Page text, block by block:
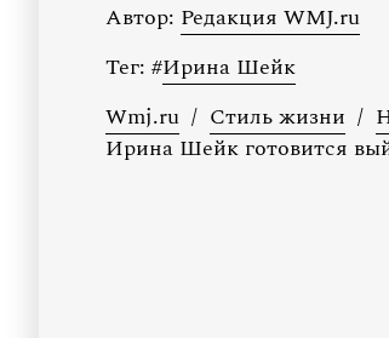
Автор: Редакция WMJ.ru
Тег: #Ирина Шейк
Wmj.ru / Стиль жизни /
Ирина Шейк готовится